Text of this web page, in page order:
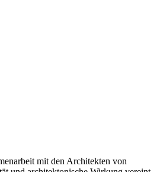
mit den Architekten von